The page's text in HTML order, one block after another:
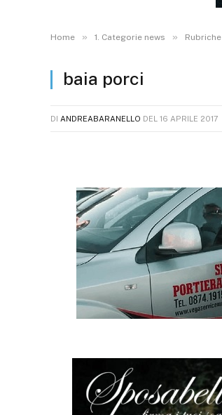
Home » 1. Categorie news » Rubriche
baia porci
DI ANDREABARANELLO DEL 16 APRILE 2017